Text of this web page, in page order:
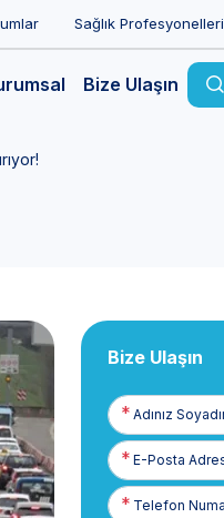
Sağlık Profesyonelleri
Bize Ulaşın
Bize Ulaşın
Adınız
Soyadınız
E-
Posta
Telefon